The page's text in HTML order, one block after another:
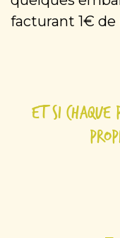
facturant 1€
Et si chaque